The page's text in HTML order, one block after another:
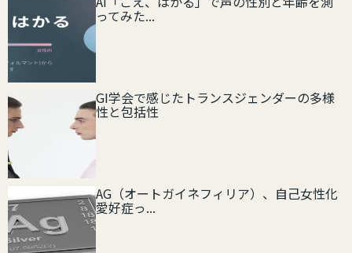
ってみた...
GI学会で感じたトランスジェンダーの多様
性と包括性
AG（オートガイネフィリア）、自己女性化
愛好症っ...